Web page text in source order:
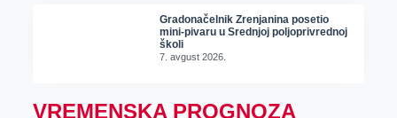
Gradonačelnik Zrenjanina posetio
mini-pivaru u Srednjoj poljoprivrednoj
školi
7. avgust 2026.
VREMENSKA PROGNOZA